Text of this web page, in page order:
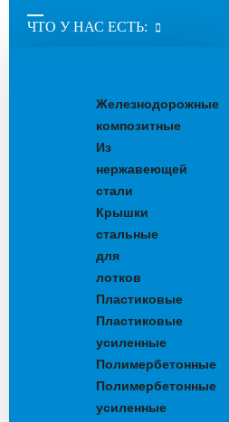
ЧТО У НАС ЕСТЬ:
Железнодорожные
композитные
Из
нержавеющей
стали
Крышки
стальные
для
лотков
Пластиковые
Пластиковые
усиленные
Полимербетонные
Полимербетонные
усиленные